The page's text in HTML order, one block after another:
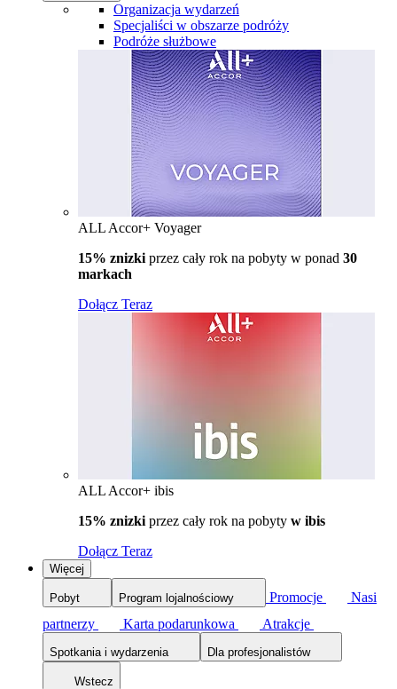
Organizacja wydarzeń
Specjaliści w obszarze podróży
Podróże służbowe
ALL Accor+ Voyager
15% znizki przez cały rok na pobyty w ponad 30
markach
Dołącz Teraz
ALL Accor+ ibis
15% znizki przez cały rok na pobyty w ibis
Dołącz Teraz
Więcej
Pobyt Program lojalnościowy Promocje
Nasi
partnerzy
Karta podarunkowa Atrakcje
Spotkania i wydarzenia Dla profesjonalistów
Wstecz